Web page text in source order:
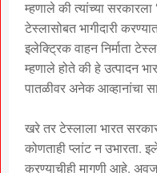
म्हणाले की त्यांच्या
टेस्लासोबत भागीदारी
इलेक्ट्रिक वाहन निर्माता
म्हणाले होते की हे उत्पादन
पातळीवर अनेक आव्हानांचा
खरे तर टेस्लाला भारत
कोणताही प्लांट न उभारता.
करण्याचीही मागणी आहे.